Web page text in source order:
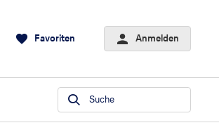
Favoriten Anmelden
Suche